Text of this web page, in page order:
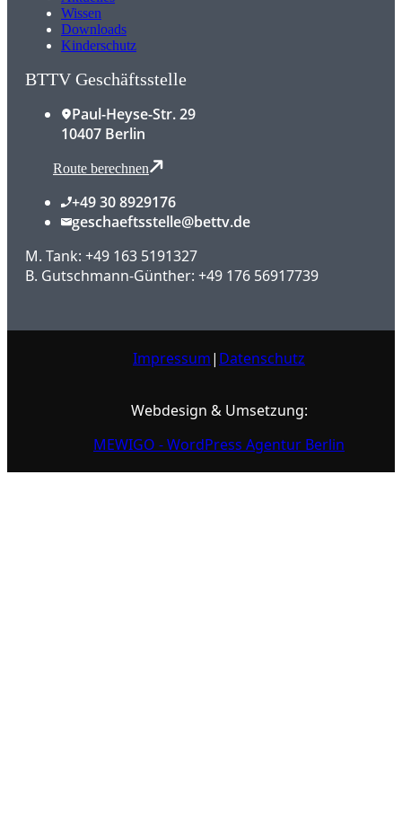
Wissen
Downloads
Kinderschutz
BTTV Geschäftsstelle
Paul-Heyse-Str. 29
10407 Berlin
Route berechnen
+49 30 8929176
geschaeftsstelle@bettv.de
M. Tank: +49 163 5191327
B. Gutschmann-Günther: +49 176 56917739
Impressum| Datenschutz
Webdesign & Umsetzung:
MEWIGO - WordPress Agentur Berlin